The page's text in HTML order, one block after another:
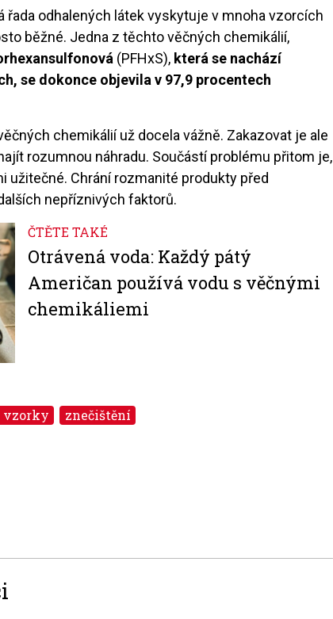
řada odhalených látek vyskytuje v mnoha vzorcích
běžné. Jedna z těchto věčných chemikálií,
(PFHxS), která se nachází
se dokonce objevila v 97,9 procentech
chemikálií už docela vážně. Zakazovat je ale
rozumnou náhradu. Součástí problému přitom je,
užitečné. Chrání rozmanité produkty před
nepříznivých faktorů.
ČTĚTE TAKÉ
Otrávená voda: Každý pátý
Američan používá vodu s věčnými
chemikáliemi
znečištění